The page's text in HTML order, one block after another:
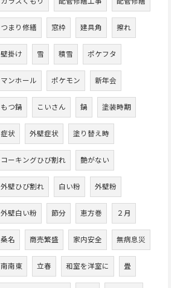
つまり修繕 窓枠 建具角 擦れ
壁掛け 雪 積雪 ポケフタ
マンホール ポケモン 新年会
もつ鍋 こいさん 鍋 塗装時期
症状 外壁症状 塗り替え時
コーキングひび割れ 艶がない
外壁ひび割れ 白い粉 外壁粉
外壁白い粉 節分 恵方巻 ２月
桑名 商売繁盛 家内安全 無病息災
南南東 立春 和室を洋室に 畳